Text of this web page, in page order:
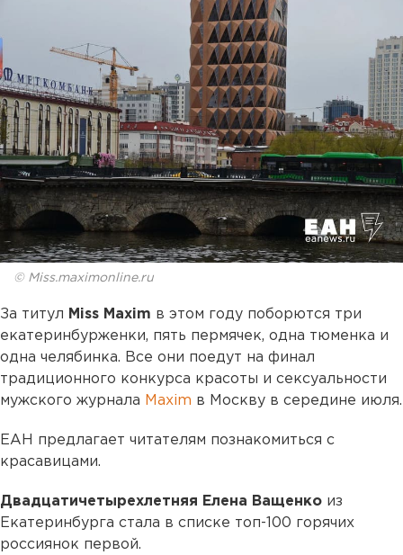
© Miss.maximonline.ru
За титул Miss Maxim в этом году поборются три
екатеринбурженки, пять пермячек, одна тюменка и
одна челябинка. Все они поедут на финал
традиционного конкурса красоты и сексуальности
мужского журнала Maxim в Москву в середине июля.
ЕАН предлагает читателям познакомиться с
красавицами.
Двадцатичетырехлетняя Елена Ващенко из
Екатеринбурга стала в списке топ-100 горячих
россиянок первой.